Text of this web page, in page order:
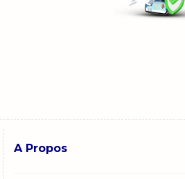
A Propos